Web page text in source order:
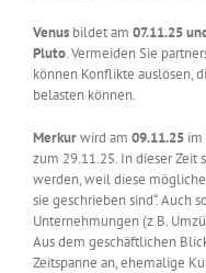
Venus bildet am 07.11.25
Pluto. Vermeiden Sie
können Konflikte auslösen,
belasten können.
Merkurwird am 09.11.25 im
zum 29.11.25. In dieser Zeit
werden, weil diese
sie geschrieben sind“. Auch
Unternehmungen (z.B.
Aus dem geschäftlichen
Zeitspanne an, ehemalige